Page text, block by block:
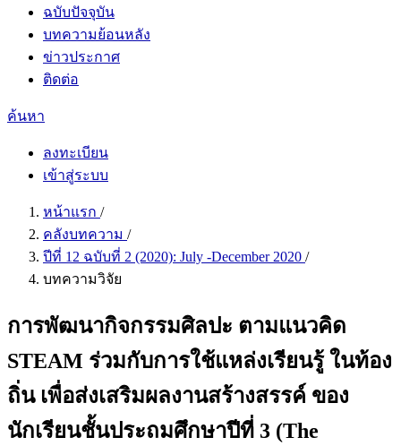
ฉบับปัจจุบัน
บทความย้อนหลัง
ข่าวประกาศ
ติดต่อ
ค้นหา
ลงทะเบียน
เข้าสู่ระบบ
หน้าแรก /
คลังบทความ /
ปีที่ 12 ฉบับที่ 2 (2020): July -December 2020 /
บทความวิจัย
การพัฒนากิจกรรมศิลปะ ตามแนวคิด
STEAM ร่วมกับการใช้แหล่งเรียนรู้ ในท้อง
ถิ่น เพื่อส่งเสริมผลงานสร้างสรรค์ ของ
นักเรียนชั้นประถมศึกษาปีที่ 3 (The